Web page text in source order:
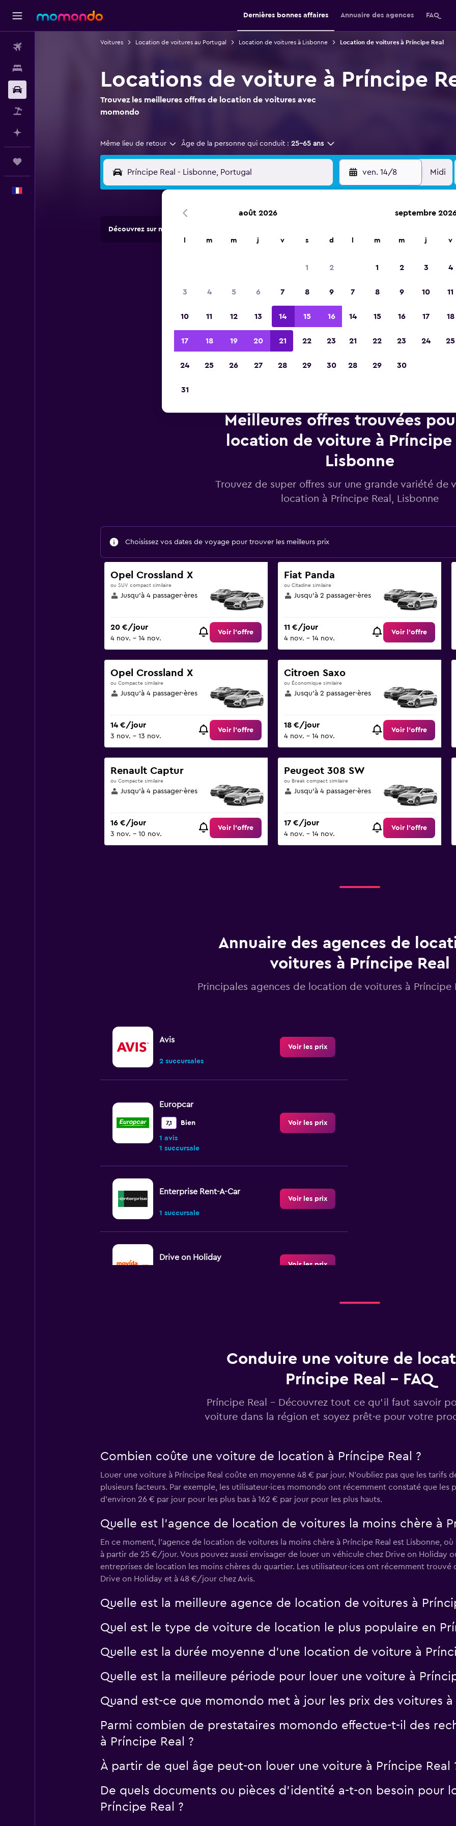
Dernières bonnes affaires Annuaire des agences FAQ
Voitures Location de voitures au Portugal Location de voitures à Lisbonne Location de voitures à Príncipe Real
Locations de voiture à Príncipe
Trouvez les meilleures offres de location de voitures avec
momondo
Même lieu de retour Âge de la personne qui conduit : 25-65 ans
ven. 14/8 Midi
Découvrez sur momondo des offres d'agences de location dans plus de 70 000 endroits.
2023
Meilleures offres trouvées
location de voiture à Príncipe
Lisbonne
Trouvez de super offres sur une grande variété de
location à Príncipe Real, Lisbonne
Choisissez vos dates de voyage pour trouver les meilleurs prix
Opel Crossland X
ou SUV compact similaire
Jusqu’à 4 passager·ères
20 €/jour
4 nov. - 14 nov.
Voir l’offre
Fiat Panda
ou Citadine similaire
Jusqu’à 2 passager·ères
11 €/jour
4 nov. - 14 nov.
Voir l’offre
Opel Crossland X
ou Compacte similaire
Jusqu’à 4 passager·ères
14 €/jour
3 nov. - 13 nov.
Voir l’offre
Citroen Saxo
ou Économique similaire
Jusqu’à 2 passager·ères
18 €/jour
4 nov. - 14 nov.
Voir l’offre
Renault Captur
ou Compacte similaire
Jusqu’à 4 passager·ères
16 €/jour
3 nov. - 10 nov.
Voir l’offre
Peugeot 308 SW
ou Break compact similaire
Jusqu’à 4 passager·ères
17 €/jour
4 nov. - 14 nov.
Voir l’offre
Annuaire des agences de
voitures à Príncipe Real
Principales agences de location de voitures à Príncipe
Avis
2 succursales
Voir les prix
Europcar
7,1 Bien
1 avis
1 succursale
Voir les prix
Enterprise Rent-A-Car
1 succursale
Voir les prix
Drive on Holiday
Voir les prix
Voir les prix
Guerin
1 succursale
Voir les prix
Turisprime
1 succursale
Voir les prix
Conduire une voiture de
Príncipe Real - FAQ
Príncipe Real - Découvrez tout ce qu’il faut savoir
voiture dans la région et soyez prêt·e pour votre
Combien coûte une voiture de location à Príncipe Real ?
Louer une voiture à Príncipe Real coûte en moyenne 48 € par jour. N'oubliez pas que les
plusieurs facteurs. Par exemple, les utilisateur·ices momondo ont récemment constaté que les
d'environ 26 € par jour pour les plus bas à 162 € par jour pour les plus hauts.
Quelle est l’agence de location de voitures la moins chère à
En ce moment, l’agence de location de voitures la moins chère à Príncipe Real est Lisbonne,
à partir de 25 €/jour. Vous pouvez aussi envisager de louer un véhicule chez Drive on Holiday
entreprises de location les moins chères du quartier. Les utilisateur·ices ont récemment
Drive on Holiday et à 48 €/jour chez Avis.
Quelle est la meilleure agence de location de voitures à
Quel est le type de voiture de location le plus populaire en
Quelle est la durée moyenne d’une location de voiture à
Quelle est la meilleure période pour louer une voiture à
Quand est-ce que momondo met à jour les prix des voitures à
Parmi combien de prestataires momondo effectue-t-il des
à Príncipe Real ?
À partir de quel âge peut-on louer une voiture à Príncipe Real
De quels documents ou pièces d'identité a-t-on besoin pour
Príncipe Real ?
août 2026
m m j v s d
1 2
3 4 5 6 7 8 9
10 11 12 13 14 15 16
17 18 19 20 21 22 23
24 25 26 27 28 29 30
31
septembre
m m j v
1 2 3 4
7 8 9 10 11
14 15 16 17 18
21 22 23 24 25
28 29 30